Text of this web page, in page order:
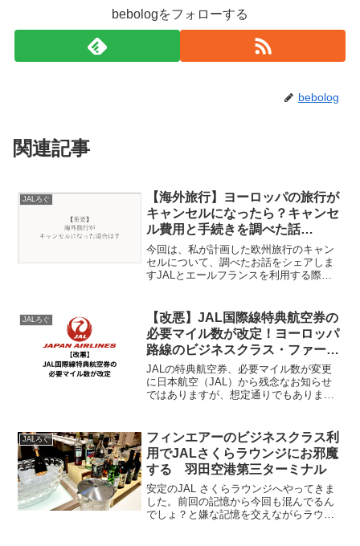
bebologをフォローする
bebolog
関連記事
JALろぐ
【海外旅行】ヨーロッパの旅行が
キャンセルになったら？キャンセ
ル費用と手続きを調べた話
【2024年】
今回は、私が計画した欧州旅行のキャン
セルについて、調べたお話をシェアしま
すJALとエールフランスを利用する際に
リ・シャルル・ド・ゴール空港）フラン
ス国内移動：実家への帰...
JALろぐ
【改悪】JAL国際線特典航空券の
必要マイル数が改定！ヨーロッパ
路線のビジネスクラス・ファース
トクラスへの影響は？
JALの特典航空券、必要マイル数が変更
に日本航空（JAL）から残念なお知らせ
ではありますが、想定通りでもあります
2024年6月10日以降の発券分で、一部路
線では大幅なマ...
JALろぐ
フィンエアーのビジネスクラス利
用でJALさくらラウンジにお邪魔
する 羽田空港第三ターミナル
安定のJAL さくらラウンジへやってきま
した。前回の記憶から今回も混んでるん
でしょ？と嫌な記憶を交えながらラウン